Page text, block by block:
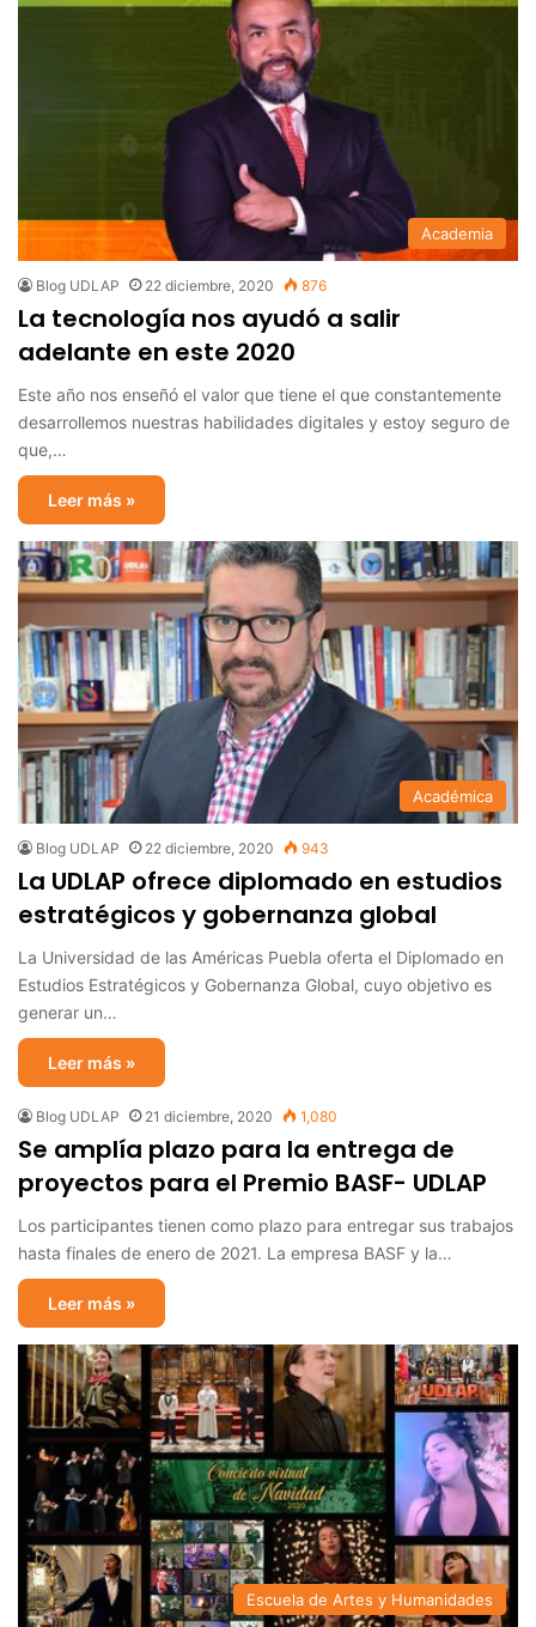
Academia
Blog UDLAP 22 diciembre, 2020 876
La tecnología nos ayudó a salir
adelante en este 2020
Este año nos enseñó el valor que tiene el que constantemente
desarrollemos nuestras habilidades digitales y estoy seguro de
que,…
Leer más »
Académica
Blog UDLAP 22 diciembre, 2020 943
La UDLAP ofrece diplomado en estudios
estratégicos y gobernanza global
La Universidad de las Américas Puebla oferta el Diplomado en
Estudios Estratégicos y Gobernanza Global, cuyo objetivo es
generar un…
Leer más »
Blog UDLAP 21 diciembre, 2020 1,080
Se amplía plazo para la entrega de
proyectos para el Premio BASF- UDLAP
Los participantes tienen como plazo para entregar sus trabajos
hasta finales de enero de 2021. La empresa BASF y la…
Leer más »
Escuela de Artes y Humanidades